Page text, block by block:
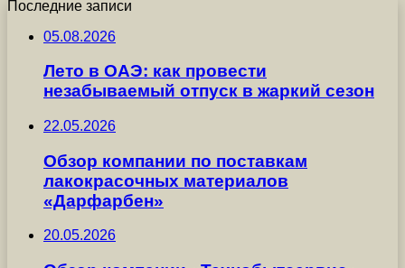
Последние записи
05.08.2026
Лето в ОАЭ: как провести
незабываемый отпуск в жаркий сезон
22.05.2026
Обзор компании по поставкам
лакокрасочных материалов
«Дарфарбен»
20.05.2026